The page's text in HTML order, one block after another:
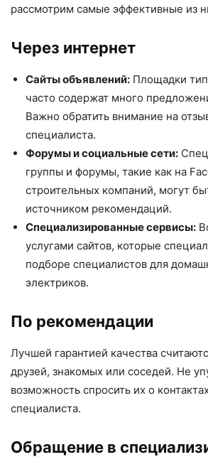
рассмотрим самые эффективные из
Через интернет
Сайты объявлений: Площадки
часто содержат много
Важно обратить внимание на
специалиста.
Форумы и социальные сети:
группы и форумы, такие как на
строительных компаний, могут
источником рекомендаций.
Специализированные сервисы:
услугами сайтов, которые
подборе специалистов для
электриков.
По рекомендации
Лучшей гарантией качества
друзей, знакомых или соседей. Не
возможность спросить их о
специалиста.
Обращение в